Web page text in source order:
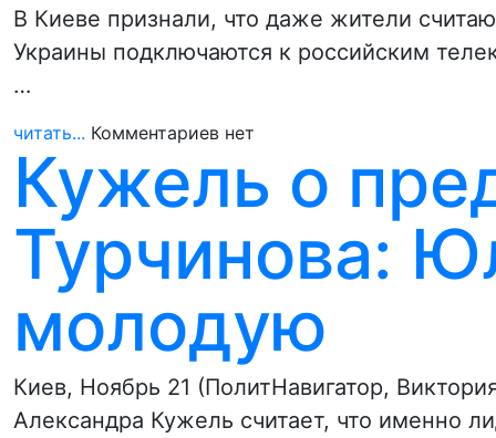
В Киеве признали, что даже жители
Украины подключаются к российским
…
читать... Комментариев нет
Кужель о
Турчинова:
молодую
Киев, Ноябрь 21 (ПолитНавигатор,
Александра Кужель считает, что именно